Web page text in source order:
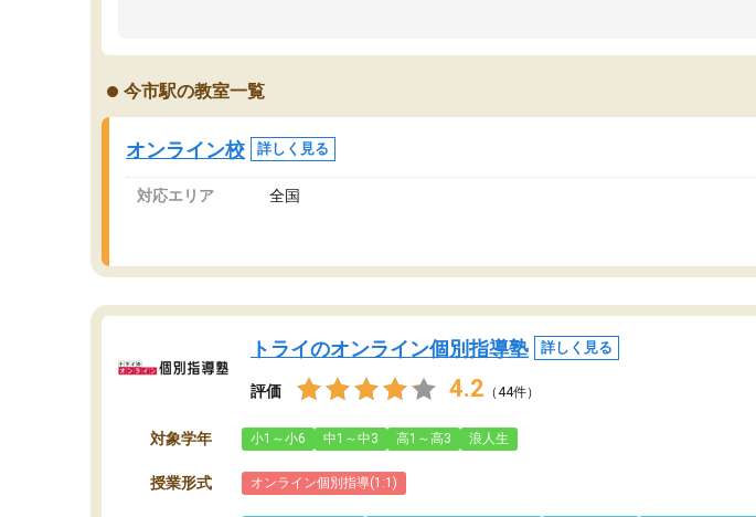
オンラインツールを使用した単語帳の共有があ
り宿題もそちらで出される形でした。
2ヶ月で担当講師の方がお辞めになると言う事で
講師変更の申し出があり、あまりに短期での変
更だった為、塾に通う事にして退会しました。
遅れも取り戻せ、授業内容や講師の方は良かっ
ます。講師も合わなければチェンジできま
今市駅の教室一覧
オンライン校 詳しく見る
対応エリア 全国
トライのオンライン個別指導塾 詳しく見る
評価 4.2 （44件）
対象学年 小1～小6 中1～中3 高1～高3 浪人生
授業形式 オンライン個別指導(1:1)